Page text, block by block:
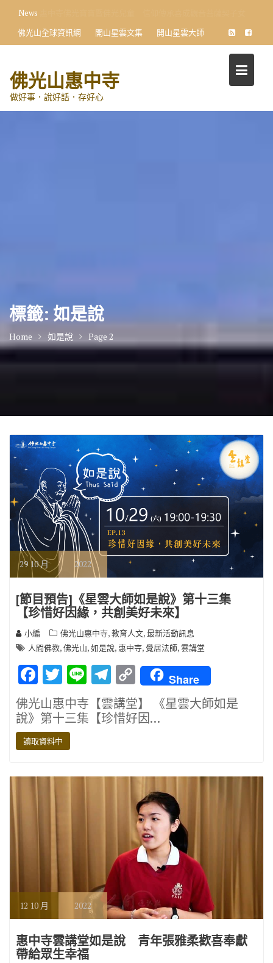
content佛光山全球資訊網
開山星雲文集 開山星雲大師
佛光山惠中寺
做好事．說好話．存好心
標籤:如是說
Home 如是說 Page 2
29 10 月 2022
[節目預告]《星雲大師如是說》第十三集
【珍惜好因緣，共創美好未來】
小編 佛光山惠中寺,教育人文,最新活動訊息
人間佛教,佛光山,如是說, 惠中寺, 覺居法師,雲講堂
F
ac
e
b
o
o
T
w
it
te
r
Li
n
e
T
el
e
m
C
o
p
n
k
Share
佛光山惠中寺【雲講堂】 《星雲大師如是
說》第十三集【珍惜好因…
讀取資料中
12 10 月 2022
惠中寺雲講堂如是說 青年張雅柔歡喜奉獻
帶給眾生幸福